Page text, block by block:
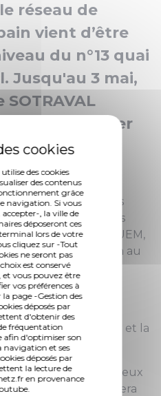
des cookies
des contenus
grâce
navigation. Si vous
, la ville de
déposeront ces
lors de votre
cliquez sur -Tout
ne seront pas
est conservé
et vous pouvez être
vos préférences à
page -Gestion des
déposés par
d'obtenir des
fréquentation
afin d'optimiser son
navigation et ses
déposés par
la lecture de
en provenance
réseau de
vient d’être
du n°13 quai
Jusqu'au 3 mai,
afin de réparer
d'aléas techniques
équipes techniques
pour le compte de l'UEM,
de chauffage urbain au
perturbations des
et de
du chantier et la
alternée par feux
en place et le restera